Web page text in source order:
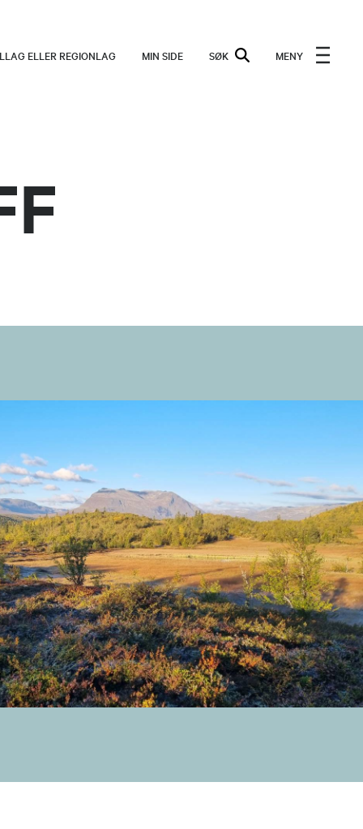
ELLER REGIONLAG MIN SIDE SØK MENY